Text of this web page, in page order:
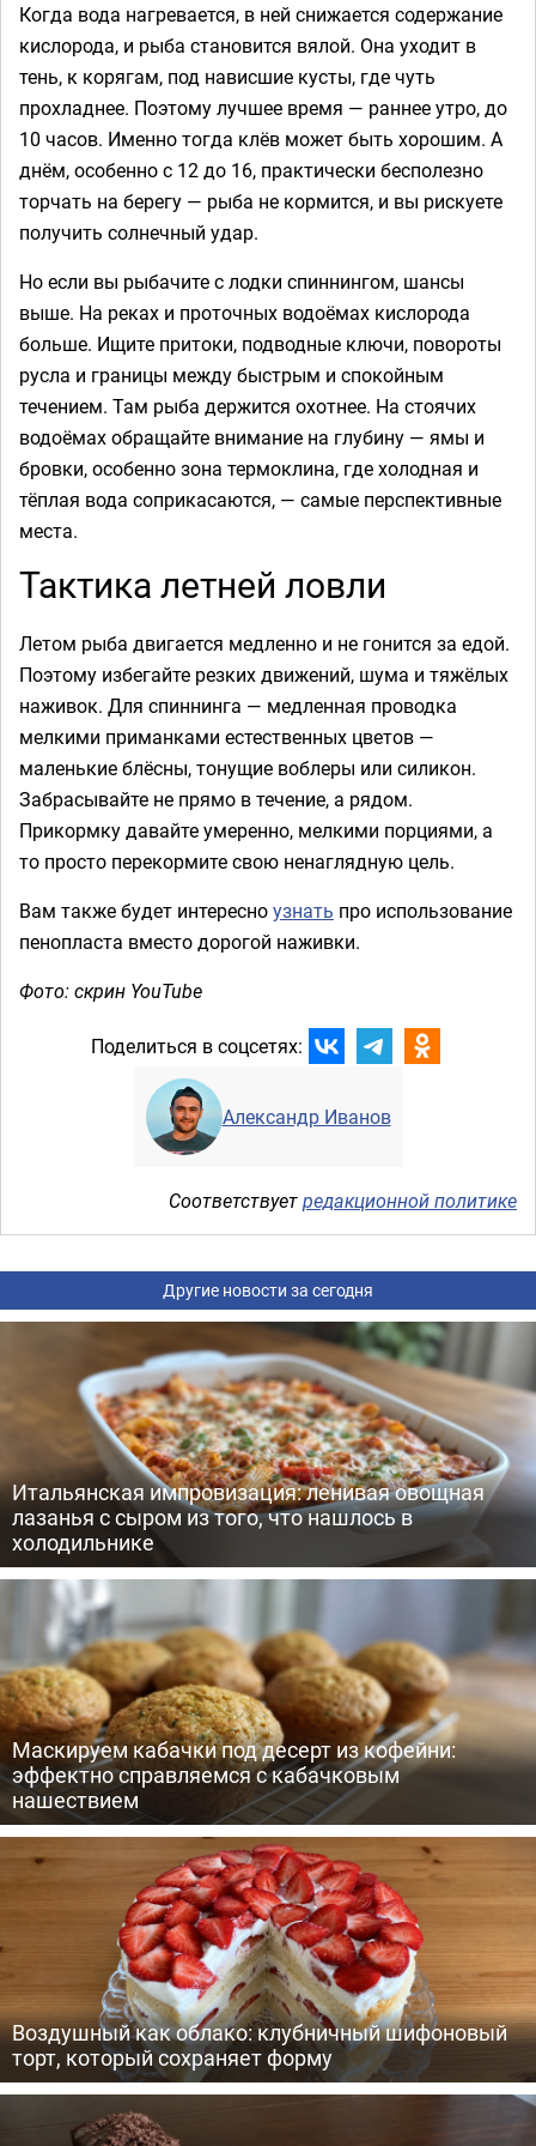
Когда вода нагревается, в ней снижается содержание
кислорода, и рыба становится вялой. Она уходит в
тень, к корягам, под нависшие кусты, где чуть
прохладнее. Поэтому лучшее время — раннее утро, до
10 часов. Именно тогда клёв может быть хорошим. А
днём, особенно с 12 до 16, практически бесполезно
торчать на берегу — рыба не кормится, и вы рискуете
получить солнечный удар.
Но если вы рыбачите с лодки спиннингом, шансы
выше. На реках и проточных водоёмах кислорода
больше. Ищите притоки, подводные ключи, повороты
русла и границы между быстрым и спокойным
течением. Там рыба держится охотнее. На стоячих
водоёмах обращайте внимание на глубину — ямы и
бровки, особенно зона термоклина, где холодная и
тёплая вода соприкасаются, — самые перспективные
места.
Тактика летней ловли
Летом рыба двигается медленно и не гонится за едой.
Поэтому избегайте резких движений, шума и тяжёлых
наживок. Для спиннинга — медленная проводка
мелкими приманками естественных цветов —
маленькие блёсны, тонущие воблеры или силикон.
Забрасывайте не прямо в течение, а рядом.
Прикормку давайте умеренно, мелкими порциями, а
то просто перекормите свою ненаглядную цель.
Вам также будет интересноузнать про использование
пенопласта вместо дорогой наживки.
Фото: скрин YouTube
Поделиться в соцсетях:
Александр Иванов
Соответствуетредакционной политике
Другие новости за сегодня
Итальянская импровизация: ленивая овощная
лазанья с сыром из того, что нашлось в
холодильнике
Маскируем кабачки под десерт из кофейни:
эффектно справляемся с кабачковым
нашествием
Воздушный как облако: клубничный шифоновый
торт, который сохраняет форму